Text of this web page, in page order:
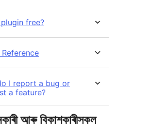
free?
I report a bug or
a feature?
আৰু বিকাশকাৰীসকল